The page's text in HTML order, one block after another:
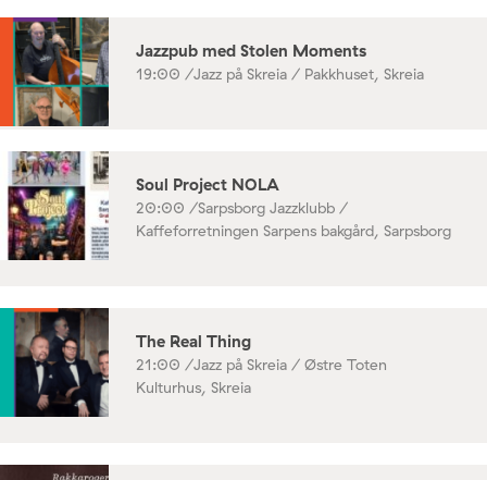
Jazzpub med Stolen Moments
19:00 /Jazz på Skreia / Pakkhuset, Skreia
Soul Project NOLA
20:00 /Sarpsborg Jazzklubb /
Kaffeforretningen Sarpens bakgård, Sarpsborg
The Real Thing
21:00 /Jazz på Skreia / Østre Toten
Kulturhus, Skreia